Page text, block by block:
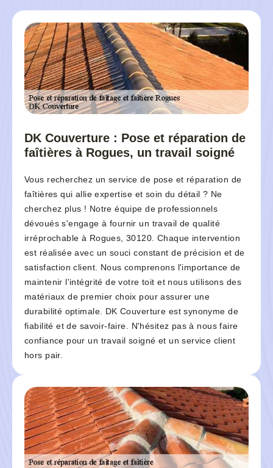
DK Couverture : Pose et réparation de
faîtières à Rogues, un travail soigné
Vous recherchez un service de pose et réparation de
faîtières qui allie expertise et soin du détail ? Ne
cherchez plus ! Notre équipe de professionnels
dévoués s'engage à fournir un travail de qualité
irréprochable à Rogues, 30120. Chaque intervention
est réalisée avec un souci constant de précision et de
satisfaction client. Nous comprenons l'importance de
maintenir l'intégrité de votre toit et nous utilisons des
matériaux de premier choix pour assurer une
durabilité optimale. DK Couverture est synonyme de
fiabilité et de savoir-faire. N'hésitez pas à nous faire
confiance pour un travail soigné et un service client
hors pair.